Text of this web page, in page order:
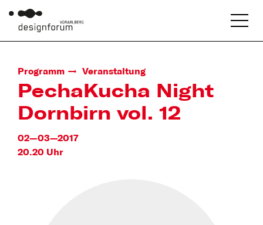
Programm Veranstaltung
PechaKucha Night
Dornbirn vol. 12
02—03—2017
20.20 Uhr